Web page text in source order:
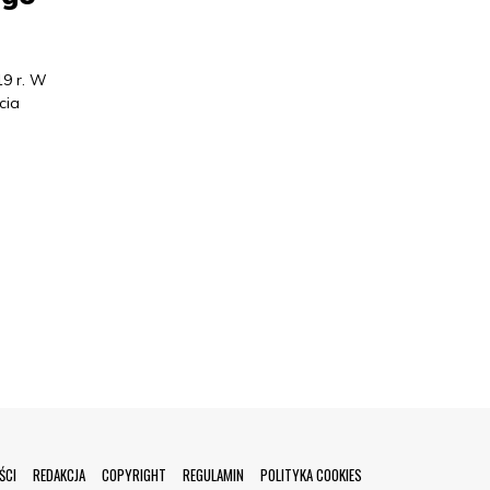
r. W
REDAKCJA COPYRIGHT REGULAMIN POLITYKA COOKIES